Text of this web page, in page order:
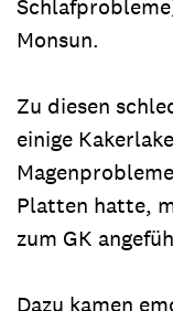
Monsun.
Zu diesen
einige
Platten hatte,
zum GK
Dazu kamen